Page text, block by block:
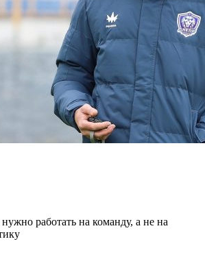
работать на команду, а не на